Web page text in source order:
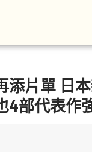
添片單 日
4部代表作